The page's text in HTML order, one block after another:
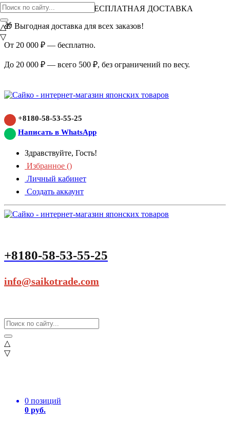
ВНИМАНИЕ АКЦИЯ!
БЕСПЛАТНАЯ ДОСТАВКА
🎁 Выгодная доставка для всех заказов!
От 20 000 ₽ — бесплатно.
До 20 000 ₽ — всего 500 ₽, без ограничений по весу.
+8180-58-53-55-25
Написать в WhatsApp
Здравствуйте, Гость!
Избранное ()
Личный кабинет
Создать аккаунт
+8180-58-53-55-25
info@saikotrade.com
△
▽
0 позиций
0 руб.
△
▽